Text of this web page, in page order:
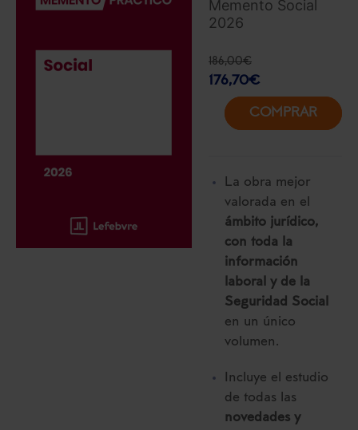
Memento Social
2026
186,00€
176,70€
COMPRAR
La obra mejor
valorada en el
ámbito jurídico,
con toda la
información
laboral y de la
Seguridad Social
en un único
volumen.
Incluye el estudio
de todas las
novedades y